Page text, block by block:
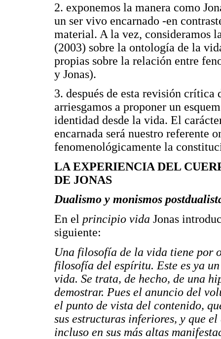
2. exponemos la manera como
un ser vivo encarnado -en
material. A la vez, consideramos
(2003) sobre la ontología de la
propias sobre la relación entre
y Jonas).
3. después de esta revisión crítica
arriesgamos a proponer un
identidad desde la vida. El
encarnada será nuestro referente
fenomenológicamente la
LA EXPERIENCIA DEL
DE JONAS
Dualismo y monismos
En el principio vida Jonas
siguiente:
Una filosofía de la vida tiene por
filosofía del espíritu. Este es ya
vida. Se trata, de hecho, de una
demostrar. Pues el anuncio del
el punto de vista del contenido,
sus estructuras inferiores, y que
incluso en sus más altas